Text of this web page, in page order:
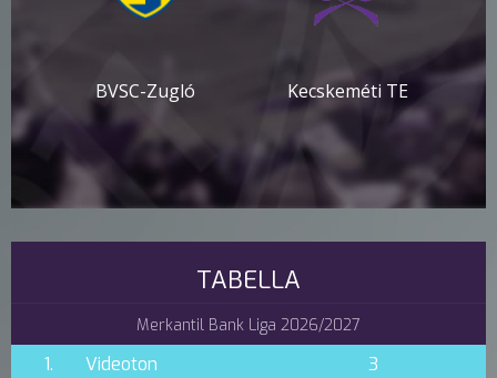
BVSC-Zugló Kecskeméti TE
TABELLA
Merkantil Bank Liga 2026/2027
1. Videoton
3